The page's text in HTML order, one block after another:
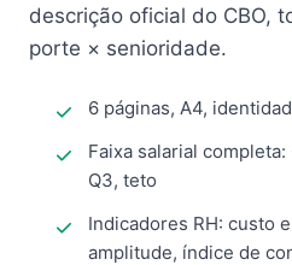
descrição oficial do CBO,
porte × senioridade.
6 páginas, A4,
Faixa salarial completa:
Q3, teto
Indicadores RH: custo
amplitude, índice de